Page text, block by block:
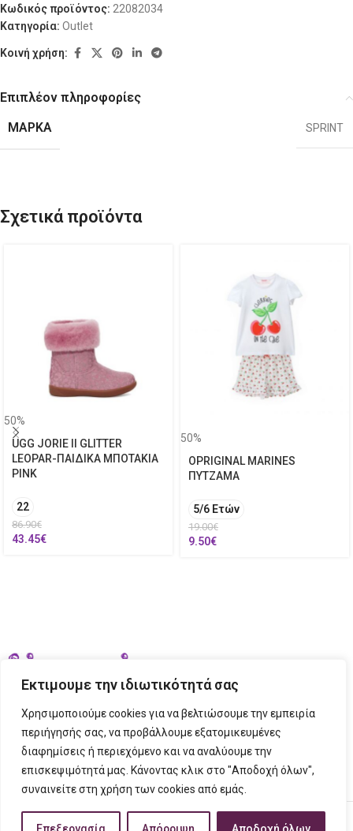
Εκτιμουμε την ιδιωτικότητά σας
Χρησιμοποιούμε cookies για να βελτιώσουμε την εμπειρία
περιήγησής σας, να προβάλλουμε εξατομικευμένες
διαφημίσεις ή περιεχόμενο και να αναλύουμε την
επισκεψιμότητά μας. Κάνοντας κλικ στο "Αποδοχή όλων",
συναινείτε στη χρήση των cookies από εμάς.
Κωδικός προϊόντος: 22082034
Κατηγορία: Outlet
Κοινή χρήση:
Επιπλέον πληροφορίες
ΜΆΡΚΑ
SPRINT
Σχετικά προϊόντα
50%
UGG JORIE II GLITTER
LEOPAR-ΠΑΙΔΙΚΑ ΜΠΟΤΑΚΙΑ
PINK
22
86.90€
43.45€
50%
OPRIGINAL MARINES
ΠΥΤΖΑΜΑ
5/6 Ετών
19.00€
9.50€
ΣΤΟΙΧΕΙΑ ΕΠΙΚΟΙΝΩΝΙΑΣ
ΠΛΗΡΟΦΟΡΙΕΣ
FIGURINO 2023 CREATED BYTech PlaceCreative Ideas Creative Solutions.